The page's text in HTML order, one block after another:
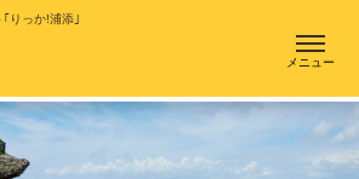
りっか!浦添｣
メニュー